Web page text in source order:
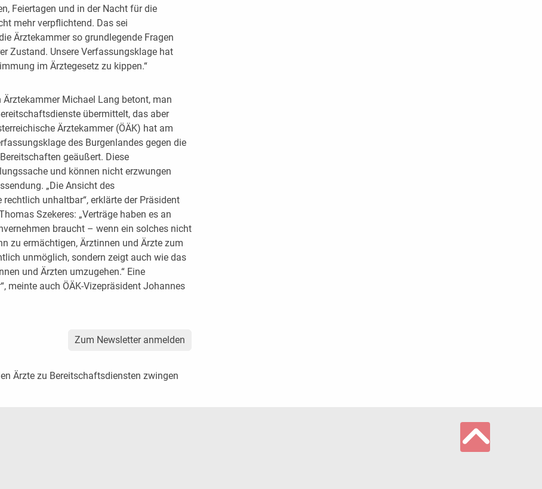
Feiertagen und in der Nacht für die
mehr verpflichtend. Das sei
Ärztekammer so grundlegende Fragen
Zustand. Unsere Verfassungsklage hat
im Ärztegesetz zu kippen.“
Michael Lang betont, man
übermittelt, das aber
Ärztekammer (ÖÄK) hat am
des Burgenlandes gegen die
geäußert. Diese
und können nicht erzwungen
„Die Ansicht des
unhaltbar“, erklärte der Präsident
Szekeres: „Verträge haben es an
braucht – wenn ein solches nicht
zu ermächtigen, Ärztinnen und Ärzte zum
unmöglich, sondern zeigt auch wie das
und Ärzten umzugehen.“ Eine
meinte auch ÖÄK-Vizepräsident Johannes
Zum Newsletter anmelden
Ärzte zu Bereitschaftsdiensten zwingen